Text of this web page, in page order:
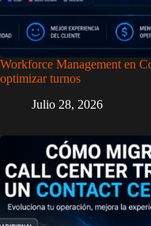
Workforce Management en
optimizar turnos
Julio 28, 2026